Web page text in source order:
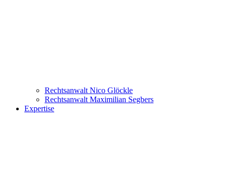
Rechtsanwalt Nico Glöckle
Rechtsanwalt Maximilian Segbers
Expertise